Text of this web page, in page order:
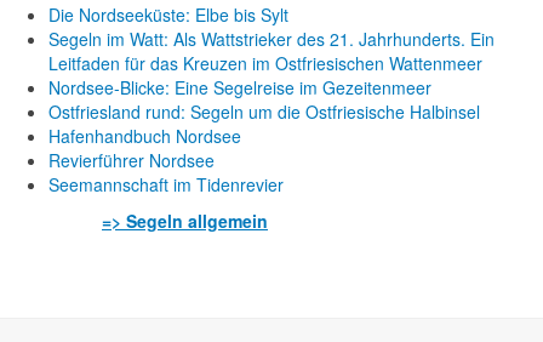
Die Nordseeküste: Elbe bis Sylt
Segeln im Watt: Als Wattstrieker des 21. Jahrhunderts. Ein
Leitfaden für das Kreuzen im Ostfriesischen Wattenmeer
Nordsee-Blicke: Eine Segelreise im Gezeitenmeer
Ostfriesland rund: Segeln um die Ostfriesische Halbinsel
Hafenhandbuch Nordsee
Revierführer Nordsee
Seemannschaft im Tidenrevier
=> Segeln allgemein